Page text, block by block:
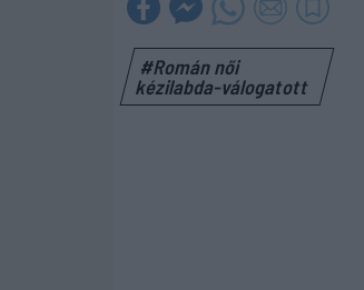
#Román női
kézilabda-válogatott